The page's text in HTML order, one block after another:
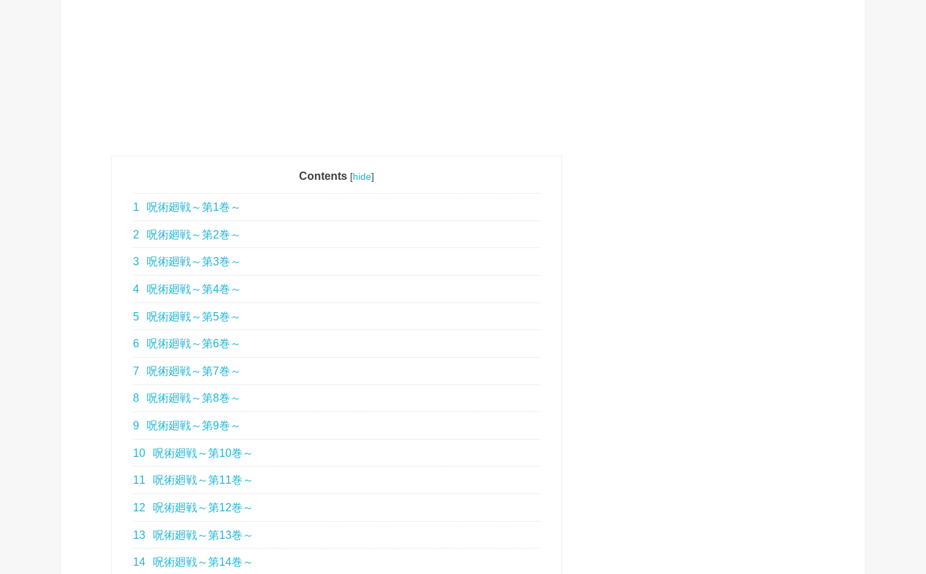
Contents [hide]
1 呪術廻戦～第1巻～
2 呪術廻戦～第2巻～
3 呪術廻戦～第3巻～
4 呪術廻戦～第4巻～
5 呪術廻戦～第5巻～
6 呪術廻戦～第6巻～
7 呪術廻戦～第7巻～
8 呪術廻戦～第8巻～
9 呪術廻戦～第9巻～
10 呪術廻戦～第10巻～
11 呪術廻戦～第11巻～
12 呪術廻戦～第12巻～
13 呪術廻戦～第13巻～
14 呪術廻戦～第14巻～